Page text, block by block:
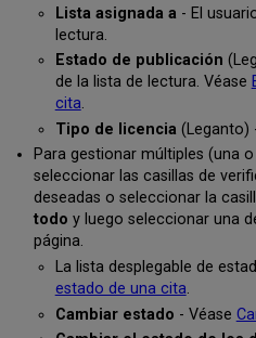
Lista asignada a- El
lectura.
Estado de publicación
de la lista de lectura. Véase
cita.
Tipo de licencia(Leganto)
Para gestionar múltiples (una
seleccionar las casillas de
deseadas o seleccionar la
todo y luego seleccionar una
página.
La lista desplegable de
estado de una cita.
Cambiar estado - Véase